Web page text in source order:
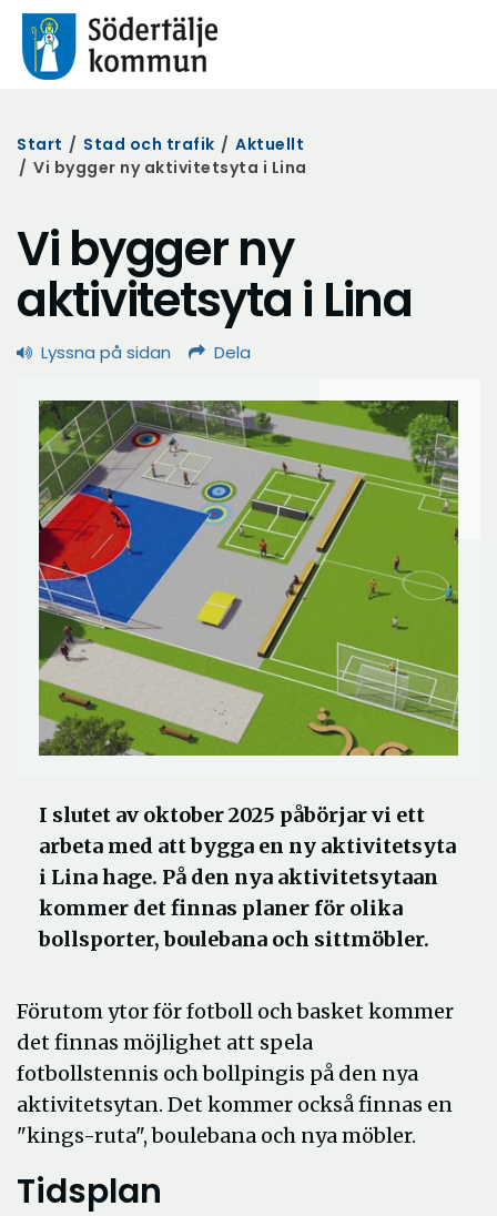
Start / Stad och trafik / Aktuellt
/ Vi bygger ny aktivitetsyta i Lina
Vi bygger ny
aktivitetsyta i Lina
Lyssna på sidan Dela
I slutet av oktober 2025 påbörjar vi ett
arbeta med att bygga en ny aktivitetsyta
i Lina hage. På den nya aktivitetsytaan
kommer det finnas planer för olika
bollsporter, boulebana och sittmöbler.
Förutom ytor för fotboll och basket kommer
det finnas möjlighet att spela
fotbollstennis och bollpingis på den nya
aktivitetsytan. Det kommer också finnas en
"kings-ruta", boulebana och nya möbler.
Tidsplan